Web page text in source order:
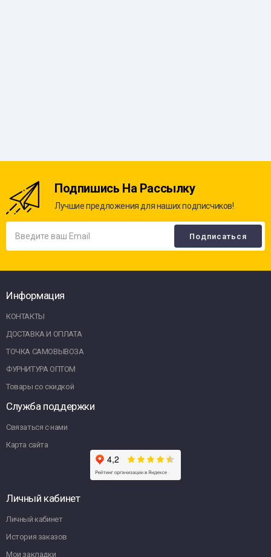
Подпишись На Рассылку
Лучшие предложения для наших подписчиков!
Информация
КОНТАКТЫ
ДОСТАВКА И ОПЛАТА
ТОЧКА САМОВЫВОЗА
ФУРНИТУРА ОПТОМ
Товары со скидкой
Служба поддержки
Связаться с нами
Карта сайта
Личный кабинет
Личный кабинет
История заказов
Мои закладки